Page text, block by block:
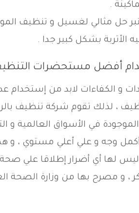
.
حل مثالي لغسيل و تنظيف
الأتربة بشكل كبير جدا .
أفضل مستحضرات
و الكفاءات لابد من إستخدام
، لذلك تقوم شركة تنظيف
في الأسواق العالمية و
أكمل وجه و علي أعلي مستوي ،
لها أي أضرار إطلاقا علي صحة
، و مصرح بها من وزارة الصحة